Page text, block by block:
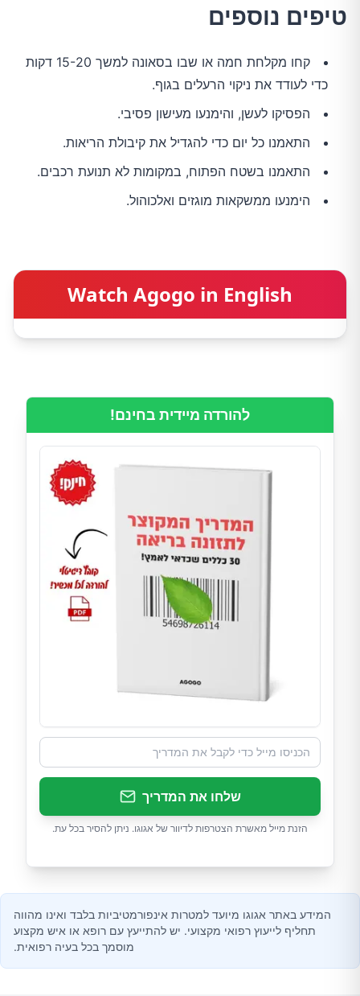
טיפים נוספים
קחו מקלחת חמה או שבו בסאונה למשך 15-20 דקות
כדי לעודד את ניקוי הרעלים בגוף.
הפסיקו לעשן, והימנעו מעישון פסיבי.
התאמנו כל יום כדי להגדיל את קיבולת הריאות.
התאמנו בשטח הפתוח, במקומות לא תנועת רכבים.
הימנעו ממשקאות מוגזים ואלכוהול.
Watch Agogo in English
להורדה מיידית בחינם!
שלחו את המדריך
הזנת מייל מאשרת הצטרפות לדיוור של אגוגו. ניתן להסיר בכל עת.
המידע באתר אגוגו מיועד למטרות אינפורמטיביות בלבד ואינו מהווה
תחליף לייעוץ רפואי מקצועי. יש להתייעץ עם רופא או איש מקצוע
מוסמך בכל בעיה רפואית.